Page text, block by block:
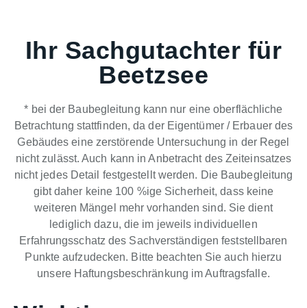
Ihr Sachgutachter für
Beetzsee
* bei der Baubegleitung kann nur eine oberflächliche
Betrachtung stattfinden, da der Eigentümer / Erbauer des
Gebäudes eine zerstörende Untersuchung in der Regel
nicht zulässt. Auch kann in Anbetracht des Zeiteinsatzes
nicht jedes Detail festgestellt werden. Die Baubegleitung
gibt daher keine 100 %ige Sicherheit, dass keine
weiteren Mängel mehr vorhanden sind. Sie dient
lediglich dazu, die im jeweils individuellen
Erfahrungsschatz des Sachverständigen feststellbaren
Punkte aufzudecken. Bitte beachten Sie auch hierzu
unsere Haftungsbeschränkung im Auftragsfalle.